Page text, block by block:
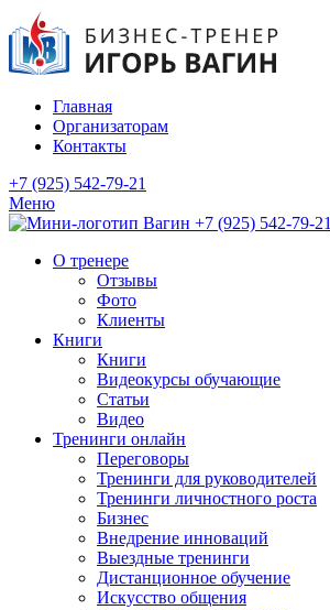
Главная
Организаторам
Контакты
+7 (925) 542-79-21
Меню
+7 (925) 542-79-21
О тренере
Отзывы
Фото
Клиенты
Книги
Книги
Видеокурсы обучающие
Статьи
Видео
Тренинги онлайн
Переговоры
Тренинги для руководителей
Тренинги личностного роста
Бизнес
Внедрение инноваций
Выездные тренинги
Дистанционное обучение
Искусство общения